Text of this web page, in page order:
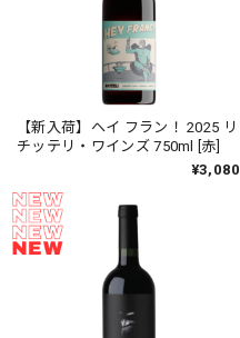
【新入荷】ヘイ フラン！ 2025 リ
チッテリ・ワインズ 750ml [赤]
¥3,080